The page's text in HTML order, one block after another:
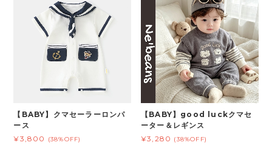
【BABY】クマセーラーロンパ
ース
¥3,800
(38%OFF)
【BABY】good luckクマセ
ーター＆レギンス
¥3,280 (38%OFF)